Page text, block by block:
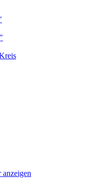
anzeigen